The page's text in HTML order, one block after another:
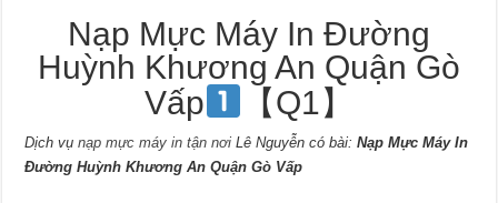
Nạp Mực Máy In Đường
Huỳnh Khương An Quận Gò
Vấp
【Q1】
Dịch vụnạp mực máy in tận nơi Lê Nguyễn có bài:Nạp Mực Máy In
Đường Huỳnh Khương An Quận Gò Vấp